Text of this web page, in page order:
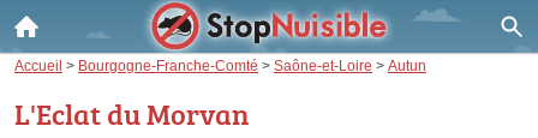
Accueil > Bourgogne-Franche-Comté > Saône-et-Loire > Autun
L'Eclat du Morvan